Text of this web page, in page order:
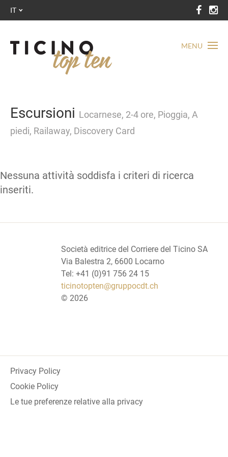
MENU
IT
Escursioni Locarnese, 2-4 ore, Pioggia, A
piedi, Railaway, Discovery Card
Nessuna attività soddisfa i criteri di ricerca
inseriti.
Società editrice del Corriere del Ticino SA
Via Balestra 2, 6600 Locarno
Tel: +41 (0)91 756 24 15
ticinotopten@gruppocdt.ch
© 2026
Privacy Policy
Cookie Policy
Le tue preferenze relative alla privacy